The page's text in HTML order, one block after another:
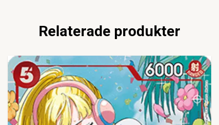
Relaterade produkter